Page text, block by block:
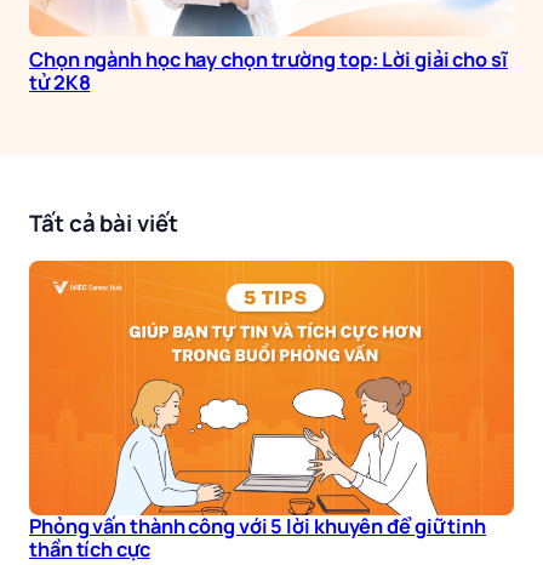
Chọn ngành học hay chọn trường top: Lời giải cho sĩ
tử 2K8
Tất cả bài viết
Phỏng vấn thành công với 5 lời khuyên để giữ tinh
thần tích cực